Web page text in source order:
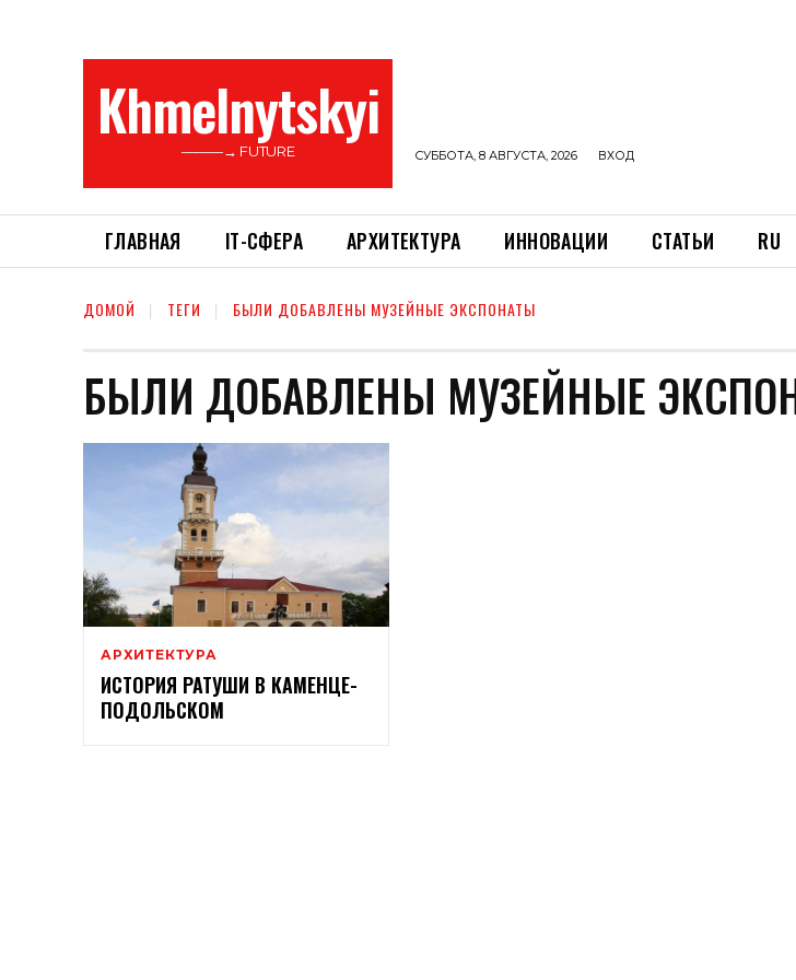
Khmelnytskyi
———→ FUTURE СУББОТА, 8 АВГУСТА, 2026 ВХОД
ГЛАВНАЯ ІТ-СФЕРА АРХИТЕКТУРА ИННОВАЦИИ СТАТЬИ RU
ДОМОЙ ТЕГИ БЫЛИ ДОБАВЛЕНЫ МУЗЕЙНЫЕ ЭКСПОНАТЫ
БЫЛИ ДОБАВЛЕНЫ МУЗЕЙНЫЕ
АРХИТЕКТУРА
ИСТОРИЯ РАТУШИ В КАМЕНЦЕ-
ПОДОЛЬСКОМ